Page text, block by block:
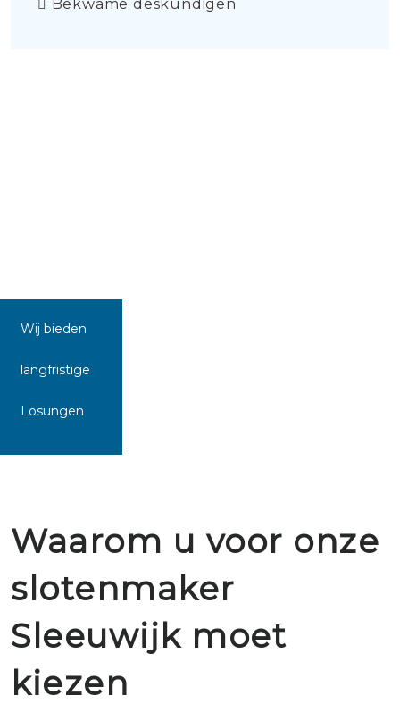
Bekwame deskundigen
Wij bieden
langfristige
Lösungen
Waarom u voor onze
slotenmaker
Sleeuwijk moet
kiezen